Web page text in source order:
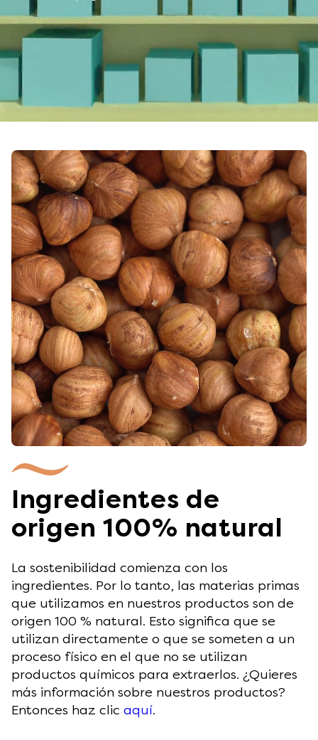
Ingredientes de
origen 100% natural
La sostenibilidad comienza con los
ingredientes. Por lo tanto, las materias primas
que utilizamos en nuestros productos son de
origen 100 % natural. Esto significa que se
utilizan directamente o que se someten a un
proceso físico en el que no se utilizan
productos químicos para extraerlos. ¿Quieres
más información sobre nuestros productos?
Entonces haz clic aquí.